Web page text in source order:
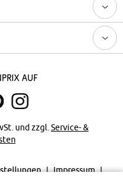
auf
und zzgl.Service- &
Impressum